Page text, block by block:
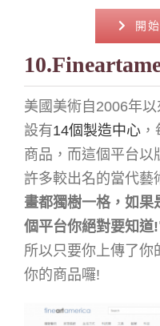
開
美國美術自2006年以
設有14個製造中心
商品，而這個平台以
許多較出名的當代藝
畫都獨樹一格，如果
個平台你絕對要知道!
所以只要你上傳了你
你的商品囉!